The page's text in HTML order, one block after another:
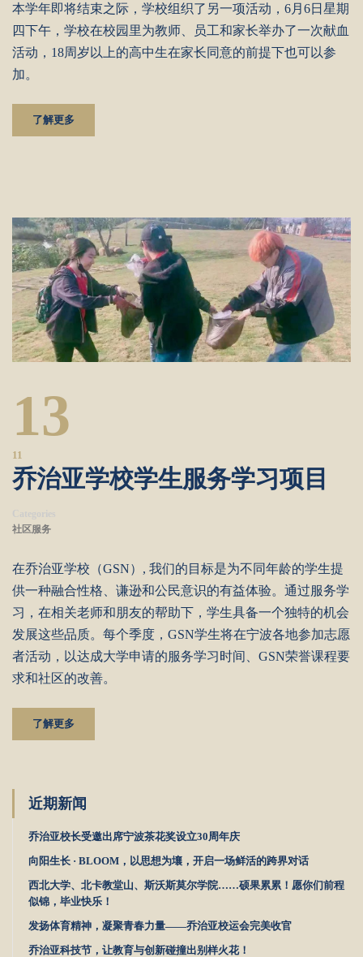
本学年即将结束之际，学校组织了另一项活动，6月6日星期
四下午，学校在校园里为教师、员工和家长举办了一次献血
活动，18周岁以上的高中生在家长同意的前提下也可以参
加。
了解更多
13
11
乔治亚学校学生服务学习项目
Categories
社区服务
在乔治亚学校（GSN）, 我们的目标是为不同年龄的学生提
供一种融合性格、谦逊和公民意识的有益体验。通过服务学
习，在相关老师和朋友的帮助下，学生具备一个独特的机会
发展这些品质。每个季度，GSN学生将在宁波各地参加志愿
者活动，以达成大学申请的服务学习时间、GSN荣誉课程要
求和社区的改善。
了解更多
近期新闻
乔治亚校长受邀出席宁波茶花奖设立30周年庆
向阳生长 · BLOOM，以思想为壤，开启一场鲜活的跨界对话
西北大学、北卡教堂山、斯沃斯莫尔学院……硕果累累！愿你们前程
似锦，毕业快乐！
发扬体育精神，凝聚青春力量——乔治亚校运会完美收官
乔治亚科技节，让教育与创新碰撞出别样火花！